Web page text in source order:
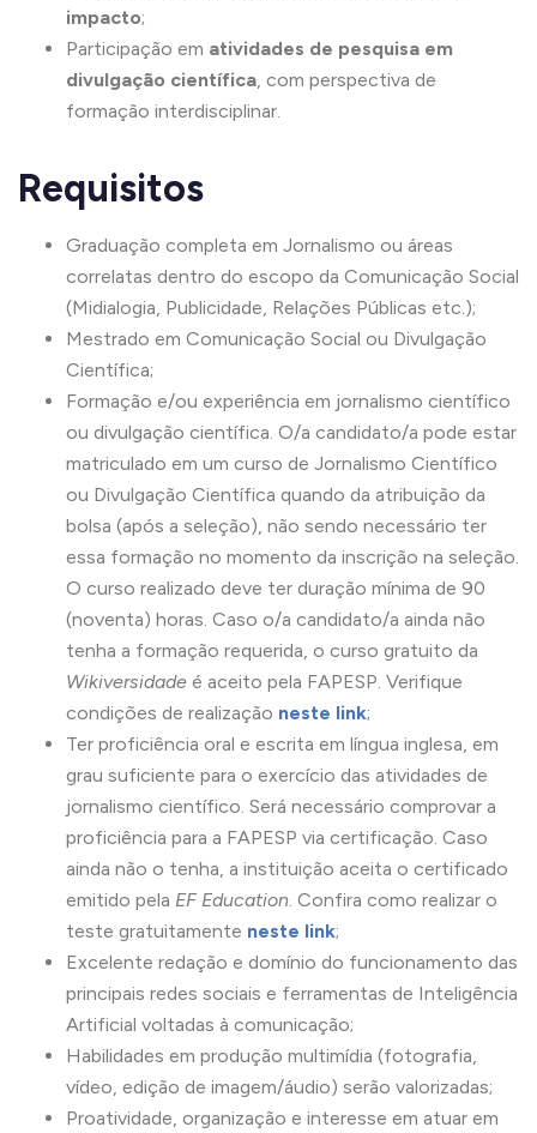
impacto;
Participação em atividades de pesquisa em
divulgação científica, com perspectiva de
formação interdisciplinar.
Requisitos
Graduação completa em Jornalismo ou áreas
correlatas dentro do escopo da Comunicação Social
(Midialogia, Publicidade, Relações Públicas etc.);
Mestrado em Comunicação Social ou Divulgação
Científica;
Formação e/ou experiência em jornalismo científico
ou divulgação científica. O/a candidato/a pode estar
matriculado em um curso de Jornalismo Científico
ou Divulgação Científica quando da atribuição da
bolsa (após a seleção), não sendo necessário ter
essa formação no momento da inscrição na seleção.
O curso realizado deve ter duração mínima de 90
(noventa) horas. Caso o/a candidato/a ainda não
tenha a formação requerida, o curso gratuito da
Wikiversidade é aceito pela FAPESP. Verifique
condições de realização neste link;
Ter proficiência oral e escrita em língua inglesa, em
grau suficiente para o exercício das atividades de
jornalismo científico. Será necessário comprovar a
proficiência para a FAPESP via certificação. Caso
ainda não o tenha, a instituição aceita o certificado
emitido pela EF Education. Confira como realizar o
teste gratuitamente neste link;
Excelente redação e domínio do funcionamento das
principais redes sociais e ferramentas de Inteligência
Artificial voltadas à comunicação;
Habilidades em produção multimídia (fotografia,
vídeo, edição de imagem/áudio) serão valorizadas;
Proatividade, organização e interesse em atuar em